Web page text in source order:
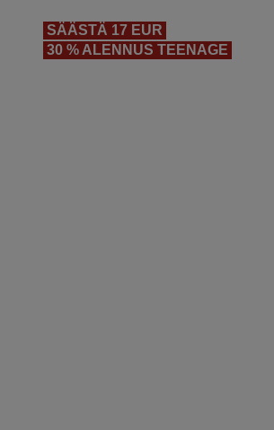
SÄÄSTÄ 17 EUR
30 % ALENNUS TEENAGE